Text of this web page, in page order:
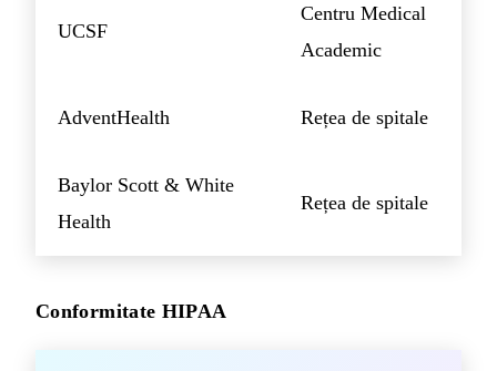
UCSF
Centru Medical
Academic
AdventHealth Rețea de spitale
Baylor Scott & White
Health
Rețea de spitale
Conformitate HIPAA